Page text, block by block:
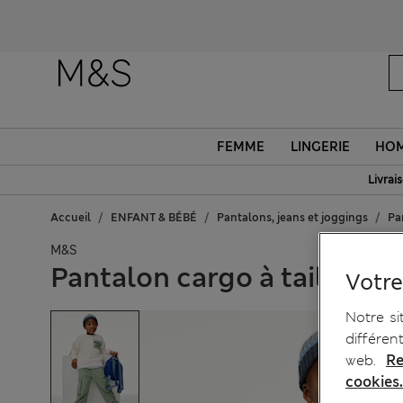
FEMME LINGERIE
Accueil ENFANT & BÉBÉ Pantalons, jeans et joggings
M&S
Pantalon cargo à taille
Notre
web.
cookies.